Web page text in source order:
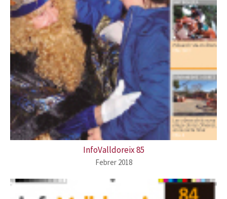
InfoValldoreix 85
Febrer 2018